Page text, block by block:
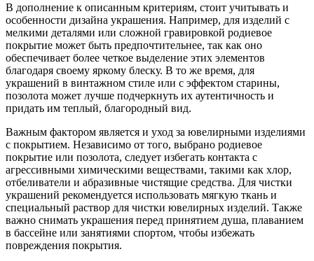
В дополнение к описанным критериям, стоит учитывать и
особенности дизайна украшения. Например, для изделий с
мелкими деталями или сложной гравировкой родиевое
покрытие может быть предпочтительнее, так как оно
обеспечивает более четкое выделение этих элементов
благодаря своему яркому блеску. В то же время, для
украшений в винтажном стиле или с эффектом старины,
позолота может лучше подчеркнуть их аутентичность и
придать им теплый, благородный вид.
Важным фактором является и уход за ювелирными изделиями
с покрытием. Независимо от того, выбрано родиевое
покрытие или позолота, следует избегать контакта с
агрессивными химическими веществами, такими как хлор,
отбеливатели и абразивные чистящие средства. Для чистки
украшений рекомендуется использовать мягкую ткань и
специальный раствор для чистки ювелирных изделий. Также
важно снимать украшения перед принятием душа, плаванием
в бассейне или занятиями спортом, чтобы избежать
повреждения покрытия.